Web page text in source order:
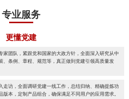
专业服务
更懂党建
家团队，紧跟党和国家的大政方针，全面深入研究从中
、条例、章程、规范等，真正做到党建引领高质量发
走访，全面调研党建一线工作，总结归纳、精确提炼功
版本，定制产品组合，确保满足不同用户的应用需求。